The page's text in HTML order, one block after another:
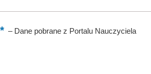
–Dane pobrane z Portalu Nauczyciela